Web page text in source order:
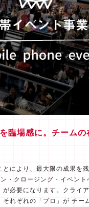
臨場感に。チームの
により、最大限の成果を
・クロージング・イベント
が必要になります。クライ
それぞれの「プロ」が チー